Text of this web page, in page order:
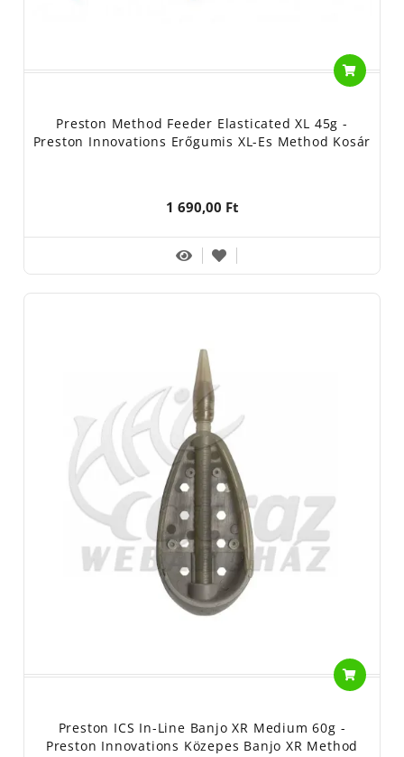
Preston Method Feeder Elasticated XL 45g -
Preston Innovations Erőgumis XL-Es Method Kosár
1 690,00 Ft
Preston ICS In-Line Banjo XR Medium 60g -
Preston Innovations Közepes Banjo XR Method